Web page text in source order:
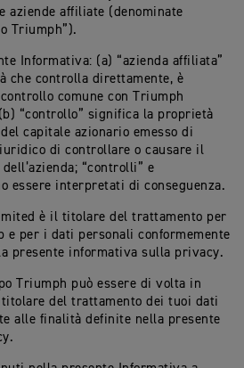
aziende affiliate (denominate
Triumph”).
Informativa: (a) “azienda affiliata”
che controlla direttamente, è
comune con Triumph
“controllo” significa la proprietà
capitale azionario emesso di
di controllare o causare il
“controlli” e
essere interpretati di conseguenza.
è il titolare del trattamento per
e per i dati personali conformemente
presente informativa sulla privacy.
Triumph può essere di volta in
del trattamento dei tuoi dati
alle finalità definite nella presente